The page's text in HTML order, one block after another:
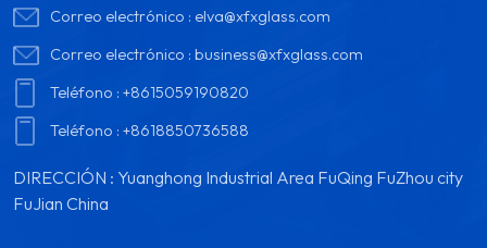
Correo electrónico : elva@xfxglass.com
Correo electrónico :business@xfxglass.com
Teléfono :+8615059190820
Teléfono :+8618850736588
DIRECCIÓN : Yuanghong Industrial Area FuQing FuZhou city
FuJian China